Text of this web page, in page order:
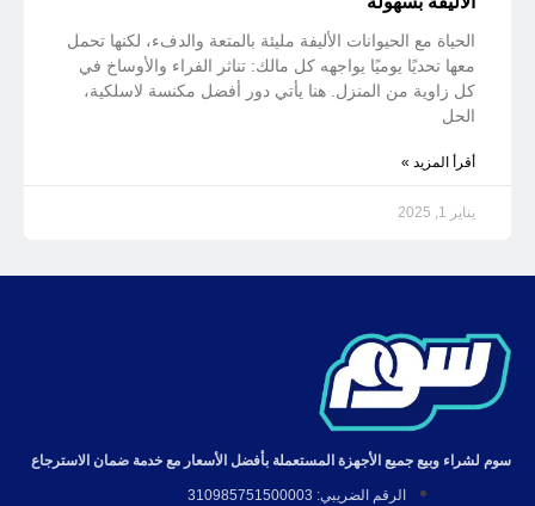
الحياة مع الحيوانات الأليفة مليئة بالمتعة والدفء، لكنها تحمل
معها تحديًا يوميًا يواجهه كل مالك: تناثر الفراء والأوساخ في
كل زاوية من المنزل. هنا يأتي دور أفضل مكنسة لاسلكية،
الحل
أقرأ المزيد »
يناير 1, 2025
سوم لشراء وبيع جميع الأجهزة المستعملة بأفضل الأسعار مع خدمة ضمان الاسترجاع
الرقم الضريبي: 310985751500003